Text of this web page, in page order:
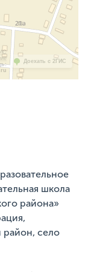
Доехать с 2ГИС
школа
района»
район, село